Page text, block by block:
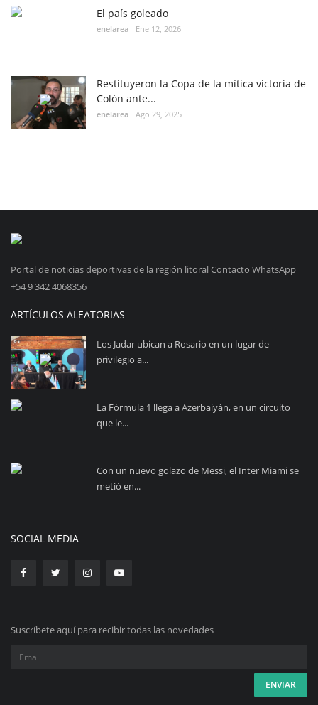
El país goleado
enelarea Ene 12, 2026
Restituyeron la Copa de la mítica victoria de
Colón ante...
enelarea Ago 29, 2025
Portal de noticias deportivas de la región litoral Contacto WhatsApp
+54 9 342 4068356
ARTÍCULOS ALEATORIAS
Los Jadar ubican a Rosario en un lugar de
privilegio a...
La Fórmula 1 llega a Azerbaiyán, en un circuito
que le...
Con un nuevo golazo de Messi, el Inter Miami se
metió en...
SOCIAL MEDIA
Suscríbete aquí para recibir todas las novedades